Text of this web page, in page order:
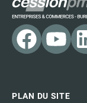
PLAN DU SITE